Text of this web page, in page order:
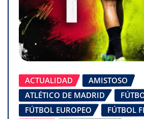
ACTUALIDAD
AMISTOSO
ATLÉTICO DE MADRID
FÚTBOL EUROPEO
FÚTBOL